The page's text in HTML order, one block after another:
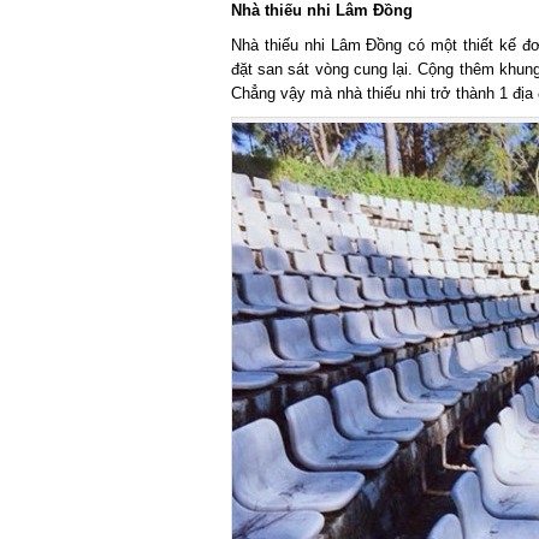
Nhà thiếu nhi Lâm Đồng
Nhà thiếu nhi Lâm Đồng có một thiết kế
đặt san sát vòng cung lại. Cộng thêm
Chẳng vậy mà nhà thiếu nhi trở thành 1 địa